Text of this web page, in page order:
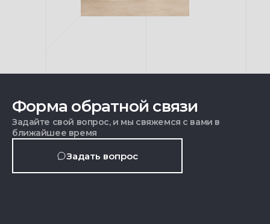
Форма обратной связи
Задайте свой вопрос, и мы свяжемся с вами в
ближайшее время
Задать вопрос